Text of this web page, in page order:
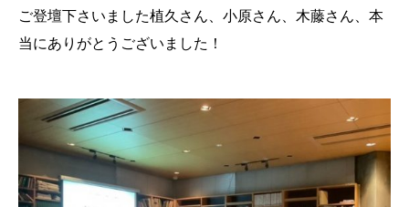
ご登壇下さいました植久さん、小原さん、木藤さん、本
当にありがとうございました！